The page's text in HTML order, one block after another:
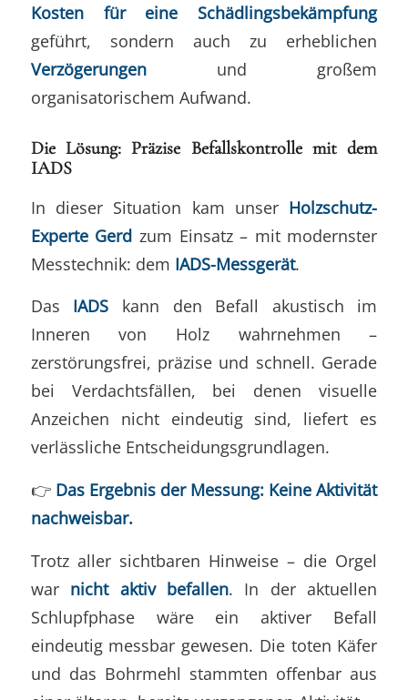
Kosten für eine Schädlingsbekämpfung
geführt, sondern auch zu erheblichen
Verzögerungenund großem
organisatorischem Aufwand.
Die Lösung: Präzise Befallskontrolle mit dem
IADS
In dieser Situation kam unser Holzschutz-
Experte Gerd zum Einsatz – mit modernster
Messtechnik: dem IADS-Messgerät.
Das IADS kann den Befall akustisch im
Inneren von Holz wahrnehmen –
zerstörungsfrei, präzise und schnell. Gerade
bei Verdachtsfällen, bei denen visuelle
Anzeichen nicht eindeutig sind, liefert es
verlässliche Entscheidungsgrundlagen.
👉 Das Ergebnis der Messung: Keine Aktivität
nachweisbar.
Trotz aller sichtbaren Hinweise – die Orgel
war nicht aktiv befallen. In der aktuellen
Schlupfphase wäre ein aktiver Befall
eindeutig messbar gewesen. Die toten Käfer
und das Bohrmehl stammten offenbar aus